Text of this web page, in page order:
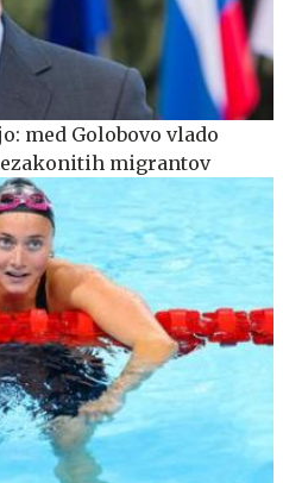
med Golobovo vlado
migrantov